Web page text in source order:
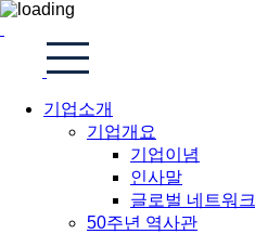
기업소개
기업개요
기업이념
인사말
글로벌 네트워크
50주년 역사관